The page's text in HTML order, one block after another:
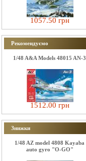
1057.50 грн
Рекомендуємо
1/48 A&A Models 48015 AN-3
1512.00 грн
Знижки
1/48 AZ model 4808 Kayaba
auto gyro "O-GO"